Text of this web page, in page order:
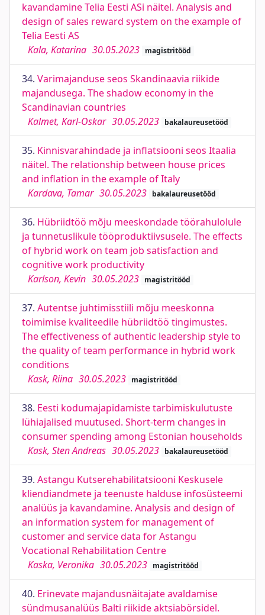
kavandamine Telia Eesti ASi näitel. Analysis and
design of sales reward system on the example of
Telia Eesti AS
Kala, Katarina 30.05.2023 magistritööd
34. Varimajanduse seos Skandinaavia riikide
majandusega. The shadow economy in the
Scandinavian countries
Kalmet, Karl-Oskar 30.05.2023 bakalaureusetööd
35. Kinnisvarahindade ja inflatsiooni seos Itaalia
näitel. The relationship between house prices
and inflation in the example of Italy
Kardava, Tamar 30.05.2023 bakalaureusetööd
36. Hübriidtöö mõju meeskondade töörahulolule
ja tunnetuslikule tööproduktiivsusele. The effects
of hybrid work on team job satisfaction and
cognitive work productivity
Karlson, Kevin 30.05.2023 magistritööd
37. Autentse juhtimisstiili mõju meeskonna
toimimise kvaliteedile hübriidtöö tingimustes.
The effectiveness of authentic leadership style to
the quality of team performance in hybrid work
conditions
Kask, Riina 30.05.2023 magistritööd
38. Eesti kodumajapidamiste tarbimiskulutuste
lühiajalised muutused. Short-term changes in
consumer spending among Estonian households
Kask, Sten Andreas 30.05.2023 bakalaureusetööd
39. Astangu Kutserehabilitatsiooni Keskusele
kliendiandmete ja teenuste halduse infosüsteemi
analüüs ja kavandamine. Analysis and design of
an information system for management of
customer and service data for Astangu
Vocational Rehabilitation Centre
Kaska, Veronika 30.05.2023 magistritööd
40. Erinevate majandusnäitajate avaldamise
sündmusanalüüs Balti riikide aktsiabörsidel.